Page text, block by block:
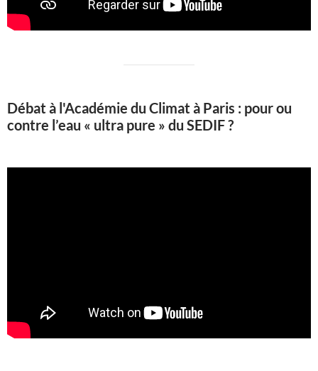
Débat à l'Académie du Climat à Paris : pour ou
contre l’eau « ultra pure » du SEDIF ?